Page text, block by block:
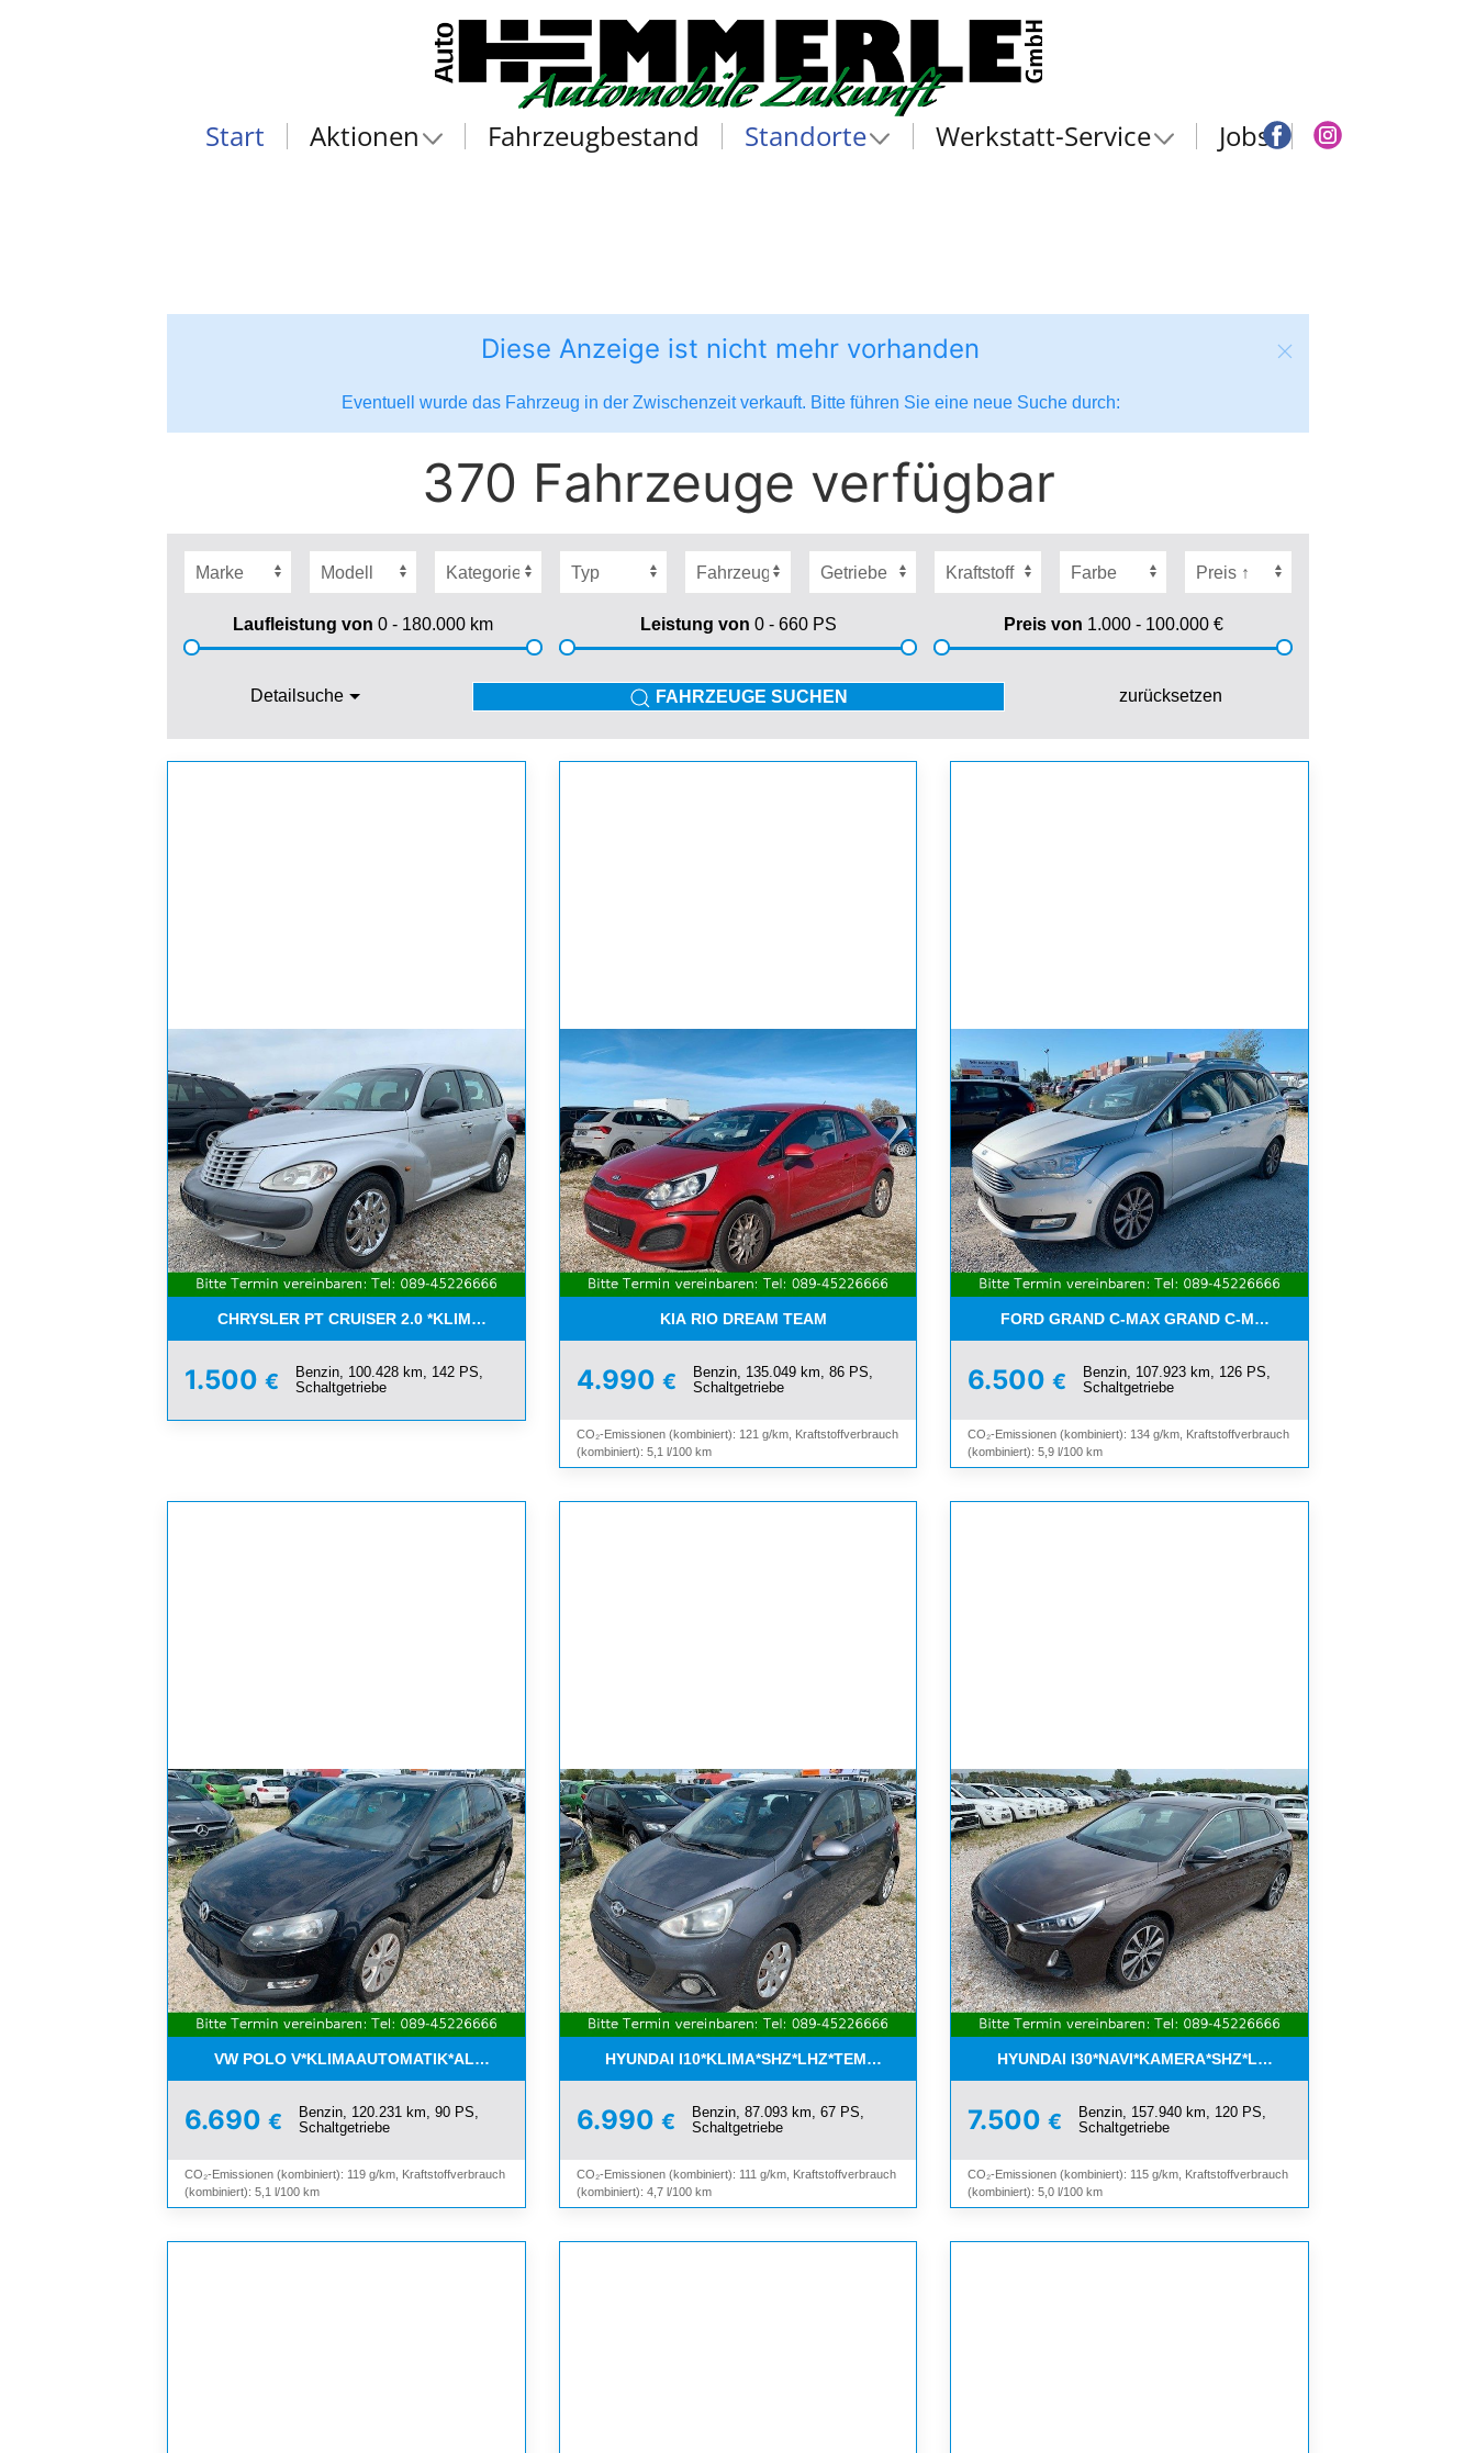
Start Aktionen Fahrzeugbestand Standorte Werkstatt-Service Jobs
Diese Anzeige ist nicht mehr vorhanden
Eventuell wurde das Fahrzeug in der Zwischenzeit verkauft. Bitte führen Sie eine neue Suche durch:
370 Fahrzeuge verfügbar
Laufleistung von 0 - 180.000km Leistung von 0 - 660PS Preis von 1.000 - 100.000€
Detailsuche FAHRZEUGE SUCHEN zurücksetzen
CHRYSLER PT CRUISER 2.0 *KLIMA*SCHIEBEDACH*TÜV BIS 02/27
1.500 €
Benzin, 100.428 km, 142 PS,
Schaltgetriebe
KIA RIO DREAM TEAM
4.990 €
Benzin, 135.049 km, 86 PS,
Schaltgetriebe
CO₂-Emissionen (kombiniert): 121 g/km, Kraftstoffverbrauch
(kombiniert): 5,1 l/100 km
FORD GRAND C-MAX GRAND C-MAX TITANIUM*7-SITZER*NAVI*
6.500€
Benzin, 107.923 km, 126 PS,
Schaltgetriebe
CO₂-Emissionen (kombiniert): 134 g/km, Kraftstoffverbrauch
(kombiniert): 5,9 l/100 km
VW POLO V*KLIMAAUTOMATIK*ALLWETTER*SHZ*ALU*3.HAND*
6.690 €
Benzin, 120.231 km, 90 PS,
Schaltgetriebe
CO₂-Emissionen (kombiniert): 119 g/km, Kraftstoffverbrauch
(kombiniert): 5,1 l/100 km
HYUNDAI I10*KLIMA*SHZ*LHZ*TEMPOMAT*BLUETOOTH*
6.990 €
Benzin, 87.093 km, 67 PS,
Schaltgetriebe
CO₂-Emissionen (kombiniert): 111 g/km, Kraftstoffverbrauch
(kombiniert): 4,7 l/100 km
HYUNDAI
7.500€
Benzin, 157.940 km, 120 PS,
Schaltgetriebe
CO₂-Emissionen (kombiniert): 115 g/km, Kraftstoffverbrauch
(kombiniert): 5,0 l/100 km